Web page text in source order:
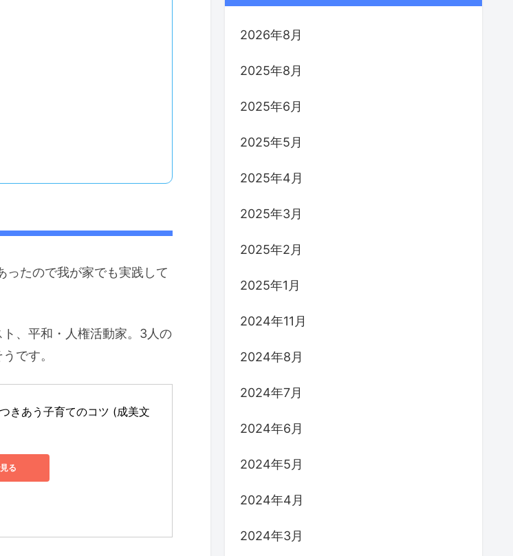
ったので我が家でも実践して
、平和・人権活動家。3人の
です。
きあう子育てのコツ (成美文
る
2026年8月
2025年8月
2025年6月
2025年5月
2025年4月
2025年3月
2025年2月
2025年1月
2024年11月
2024年8月
2024年7月
2024年6月
2024年5月
2024年4月
2024年3月